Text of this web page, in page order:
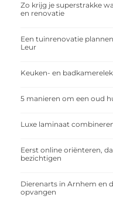
Zo krijg je superstrakke
en renovatie
Een tuinrenovatie
Leur
Keuken- en
5 manieren om een oud
Luxe laminaat
Eerst online oriënteren,
bezichtigen
Dierenarts in Arnhem en
opvangen